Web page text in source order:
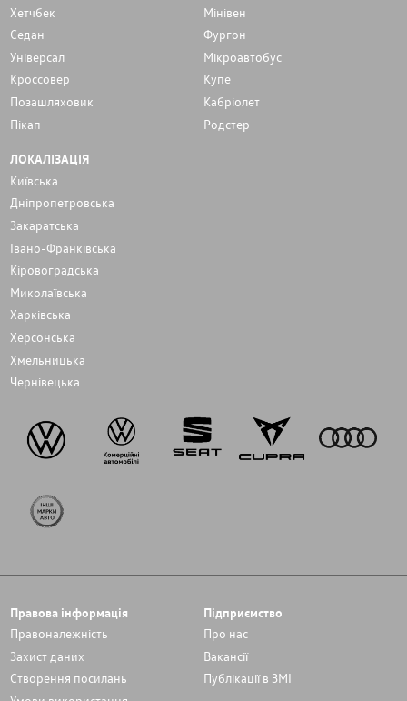
Хетчбек
Мінівен
Седан
Фургон
Унiверсал
Мікроавтобус
Кроссовер
Купе
Позашляховик
Кабріолет
Пікап
Родстер
ЛОКАЛІЗАЦІЯ
Київська
Дніпропетровська
Закаратська
Івано-Франківська
Кіровоградська
Миколаївська
Харківська
Херсонська
Хмельницька
Чернівецька
Правова інформація
Правоналежність
Захист даних
Cтворення посилань
Підприємство
Про нас
Вакансії
Публікації в ЗМІ